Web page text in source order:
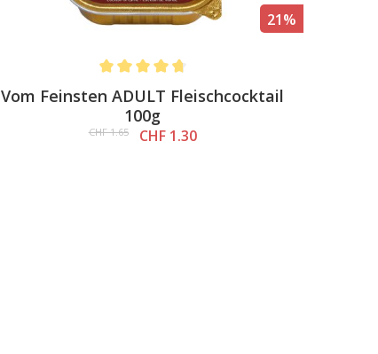
21%
Average rating of 4.6 out of 5 stars
Vom Feinsten ADULT Fleischcocktail
100g
CHF 1.65 CHF 1.30